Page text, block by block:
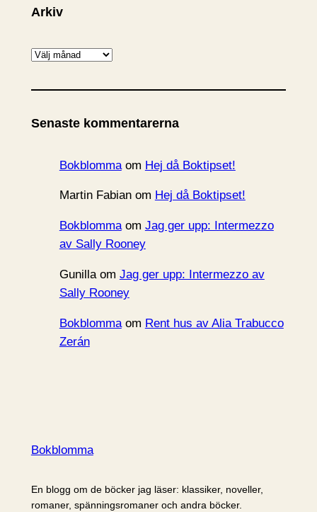
Arkiv
A
k
v
Senaste kommentarerna
Bokblommaom Hej då Boktipset!
Martin Fabianom Hej då Boktipset!
Bokblommaom Jag ger upp: Intermezzo
av Sally Rooney
Gunillaom Jag ger upp: Intermezzo av
Sally Rooney
Bokblommaom Rent hus av Alia Trabucco
Zerán
Bokblomma
En blogg om de böcker jag läser: klassiker, noveller,
romaner, spänningsromaner och andra böcker.